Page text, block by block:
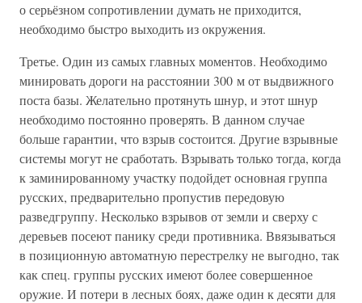
о серьёзном сопротивлении думать не приходится,
необходимо быстро выходить из окружения.
Третье. Один из самых главных моментов. Необходимо
минировать дороги на расстоянии 300 м от выдвижного
поста базы. Желательно протянуть шнур, и этот шнур
необходимо постоянно проверять. В данном случае
больше гарантии, что взрыв состоится. Другие взрывные
системы могут не сработать. Взрывать только тогда, когда
к заминированному участку подойдет основная группа
русских, предварительно пропустив передовую
разведгруппу. Несколько взрывов от земли и сверху с
деревьев посеют панику среди противника. Ввязываться
в позиционную автоматную перестрелку не выгодно, так
как спец. группы русских имеют более совершенное
оружие. И потери в лесных боях, даже один к десяти для